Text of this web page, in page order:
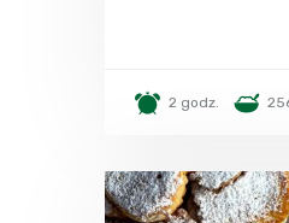
2 godz.